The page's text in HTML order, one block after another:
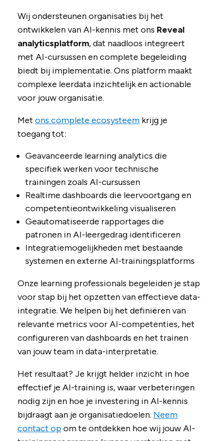
Wij ondersteunen organisaties bij het
ontwikkelen van AI-kennis met ons Reveal
analyticsplatform, dat naadloos integreert
met AI-cursussen en complete begeleiding
biedt bij implementatie. Ons platform maakt
complexe leerdata inzichtelijk en actionable
voor jouw organisatie.
Met ons complete ecosysteemkrijg je
toegang tot:
Geavanceerde learning analytics die
specifiek werken voor technische
trainingen zoals AI-cursussen
Realtime dashboards die leervoortgang en
competentieontwikkeling visualiseren
Geautomatiseerde rapportages die
patronen in AI-leergedrag identificeren
Integratiemogelijkheden met bestaande
systemen en externe AI-trainingsplatforms
Onze learning professionals begeleiden je stap
voor stap bij het opzetten van effectieve data-
integratie. We helpen bij het definiëren van
relevante metrics voor AI-competenties, het
configureren van dashboards en het trainen
van jouw team in data-interpretatie.
Het resultaat? Je krijgt helder inzicht in hoe
effectief je AI-training is, waar verbeteringen
nodig zijn en hoe je investering in AI-kennis
bijdraagt aan je organisatiedoelen. Neem
contact opom te ontdekken hoe wij jouw AI-